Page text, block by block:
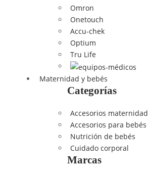
Omron
Onetouch
Accu-chek
Optium
Tru Life
Maternidad y bebés
Categorías
Accesorios maternidad
Accesorios para bebés
Nutrición de bebés
Cuidado corporal
Marcas